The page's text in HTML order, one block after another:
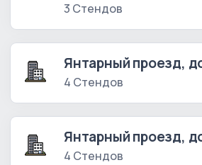
3 Стендов
Янтарный проезд,
4 Стендов
Янтарный проезд,
4 Стендов